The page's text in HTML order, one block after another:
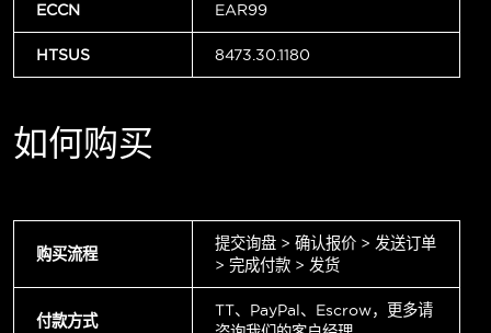
ECCN EAR99
HTSUS 8473.30.1180
如何购买
购买流程
提交询盘 > 确认报价 > 发送订单
> 完成付款 > 发货
付款方式
TT、PayPal、Escrow，更多请